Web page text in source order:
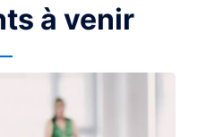
à venir
à l’agenda